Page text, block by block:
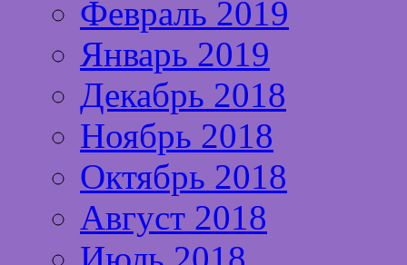
Февраль 2019
Январь 2019
Декабрь 2018
Ноябрь 2018
Октябрь 2018
Август 2018